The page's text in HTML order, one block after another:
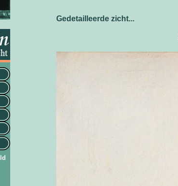
Gedetailleerde zicht...